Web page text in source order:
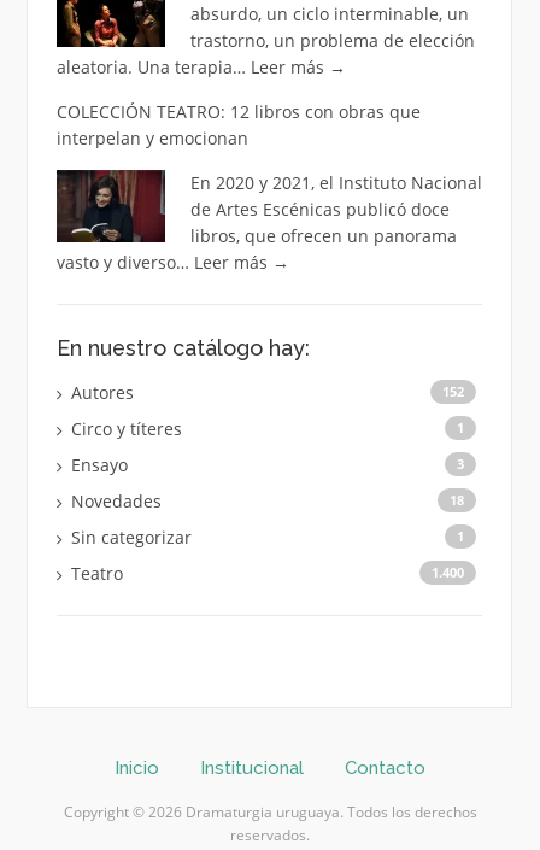
absurdo, un ciclo interminable, un
trastorno, un problema de elección
aleatoria. Una terapia… Leer más →
COLECCIÓN TEATRO: 12 libros con obras que
interpelan y emocionan
En 2020 y 2021, el Instituto Nacional
de Artes Escénicas publicó doce
libros, que ofrecen un panorama
vasto y diverso… Leer más →
En nuestro catálogo hay:
Autores 152
Circo y títeres 1
Ensayo 3
Novedades 18
Sin categorizar 1
Teatro 1.400
Inicio Institucional Contacto
Copyright © 2026 Dramaturgia uruguaya. Todos los derechos
reservados.